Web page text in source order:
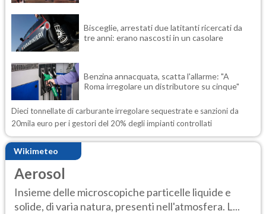
Bisceglie, arrestati due latitanti ricercati da
tre anni: erano nascosti in un casolare
Benzina annacquata, scatta l'allarme: "A
Roma irregolare un distributore su cinque"
Dieci tonnellate di carburante irregolare sequestrate e sanzioni da
20mila euro per i gestori del 20% degli impianti controllati
Wikimeteo
Aerosol
Insieme delle microscopiche particelle liquide e
solide, di varia natura, presenti nell'atmosfera. L...